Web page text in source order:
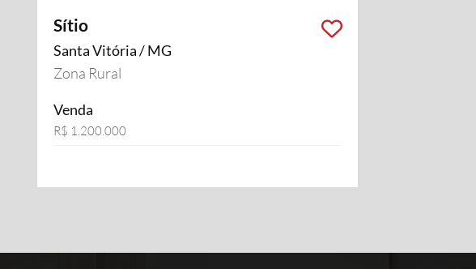
Sítio
Santa Vitória / MG
Zona Rural
Venda
R$ 1.200.000